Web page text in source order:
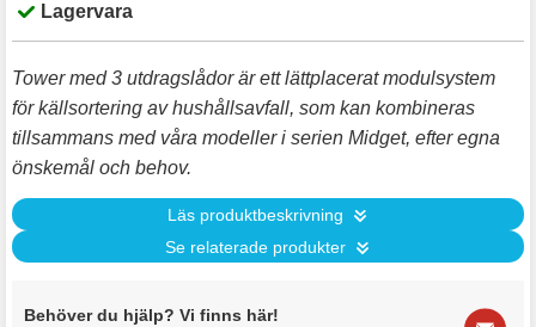
Lagervara
Tower med 3 utdragslådor är ett lättplacerat modulsystem
för källsortering av hushållsavfall, som kan kombineras
tillsammans med våra modeller i serien Midget, efter egna
önskemål och behov.
Läs produktbeskrivning
Se relaterade produkter
Behöver du hjälp? Vi finns här!